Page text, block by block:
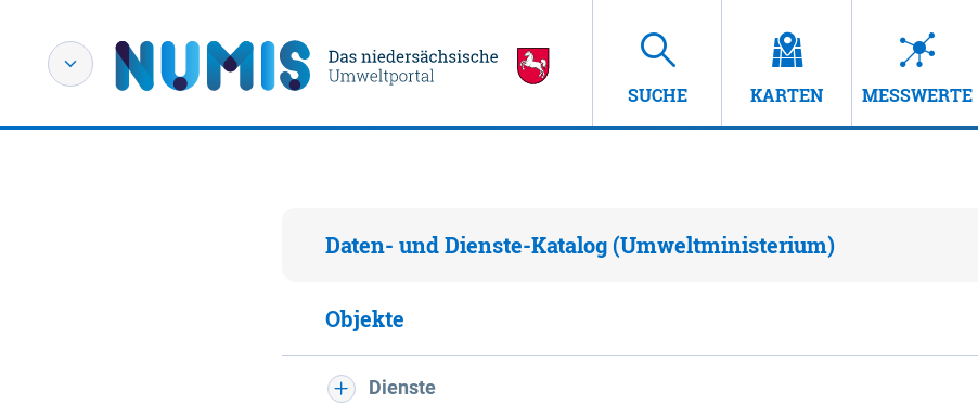
SUCHE KARTEN MESSWERTE
Daten- und Dienste-Katalog (Umweltministerium)
Objekte
Dienste